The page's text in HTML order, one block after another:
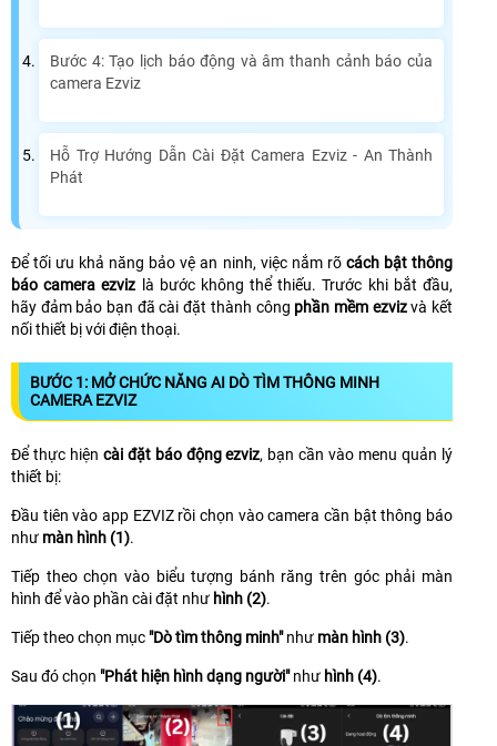
Bước 4: Tạo lịch báo động và âm thanh cảnh báo của
camera Ezviz
Hỗ Trợ Hướng Dẫn Cài Đặt Camera Ezviz - An Thành
Phát
Để tối ưu khả năng bảo vệ an ninh, việc nắm rõ cách bật thông
báo camera ezviz là bước không thể thiếu. Trước khi bắt đầu,
hãy đảm bảo bạn đã cài đặt thành công phần mềm ezvizvà kết
nối thiết bị với điện thoại.
BƯỚC 1: MỞ CHỨC NĂNG AI DÒ TÌM THÔNG MINH
CAMERA EZVIZ
Để thực hiện cài đặt báo động ezviz, bạn cần vào menu quản lý
thiết bị:
Đầu tiên vào app EZVIZ rồi chọn vào camera cần bật thông báo
như màn hình (1).
Tiếp theo chọn vào biểu tượng bánh răng trên góc phải màn
hình để vào phần cài đặt như hình (2).
Tiếp theo chọn mục "Dò tìm thông minh"như màn hình (3).
Sau đó chọn "Phát hiện hình dạng người"như hình (4).